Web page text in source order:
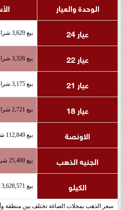
الوحدة والعيار
عيار 24
بيع 3,629 شراء 3,686
عيار 22 بيع 3,326 شراء 3,379
عيار 21 بيع 3,175 شراء 3,225
عيار 18 بيع 2,721 شراء 2,764
الاونصة بيع 112,849 شراء 114,626
الجنيه الذهب بيع 25,400 شراء 25,800
الكيلو بيع 3,628,571 شراء 3,685,714
سعر الذهب بمحلات الصاغة تختلف بين منطقة